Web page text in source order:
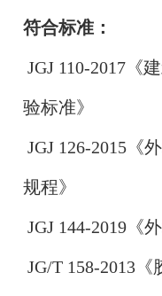
符合标准：
JGJ 110-2017《
验标准》
JGJ 126-2015《
规程》
JGJ 144-2019《
JG/T 158-2013